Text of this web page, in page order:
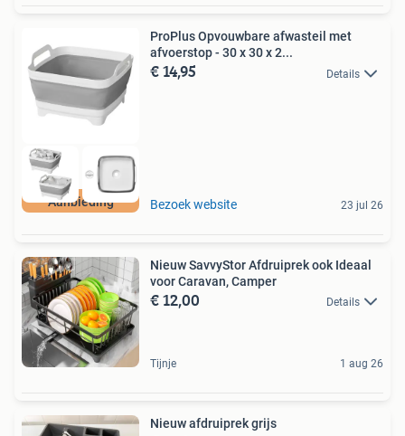
Aanbieding
ProPlus Opvouwbare afwasteil met
afvoerstop - 30 x 30 x 2...
€ 14,95 Details
Bezoek website 23 jul 26
Nieuw SavvyStor Afdruiprek ook Ideaal
voor Caravan, Camper
€ 12,00 Details
Tijnje 1 aug 26
Nieuw afdruiprek grijs